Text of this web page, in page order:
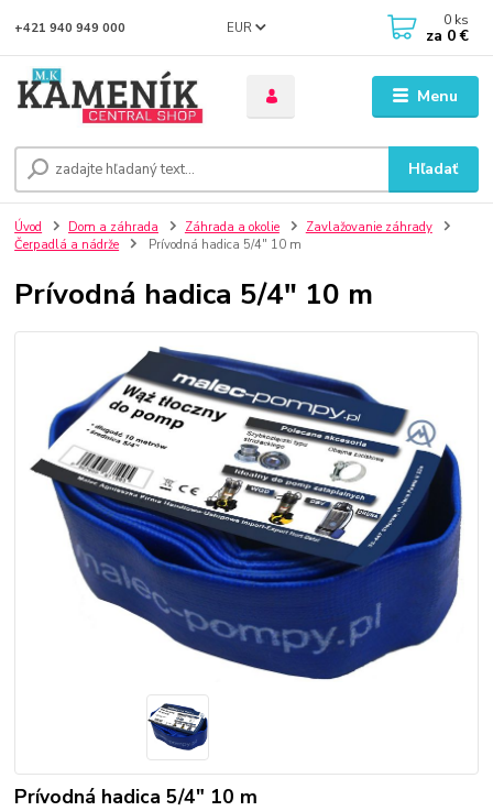
Menu
EUR
Hľadať
+421 940 949 000 0 ks
za 0 €
Úvod Dom a záhrada Záhrada a okolie
Zavlažovanie záhrady
Čerpadlá a nádrže
Prívodná hadica 5/4" 10 m
Prívodná hadica 5/4" 10 m
Prívodná hadica 5/4" 10 m